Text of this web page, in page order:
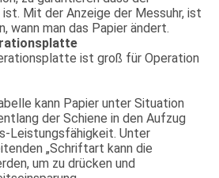
Mit der Anzeige der Messuhr, ist
wann man das Papier ändert.
ist groß für Operation
kann Papier unter Situation
der Schiene in den Aufzug
Leistungsfähigkeit. Unter
„Schriftart kann die
um zu drücken und